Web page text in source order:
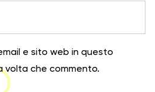
e sito web in questo
volta che commento.